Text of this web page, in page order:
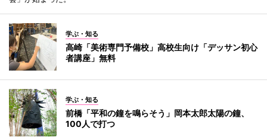
学ぶ・知る
高崎「美術専門予備校」高校生向け「デッサン初心
者講座」無料
学ぶ・知る
前橋「平和の鐘を鳴らそう」岡本太郎太陽の鐘、
100人で打つ